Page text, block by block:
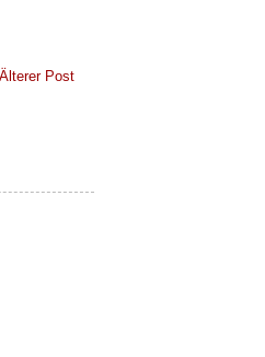
Älterer Post